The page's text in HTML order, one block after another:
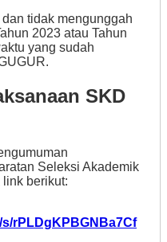
tidak mengunggah
2023 atau Tahun
yang sudah
SKD
Seleksi Akademik
berikut:
rPLDgKPBGNBa7Cf